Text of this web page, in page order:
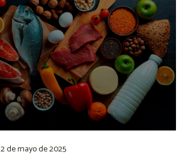
2 de mayo de 2025